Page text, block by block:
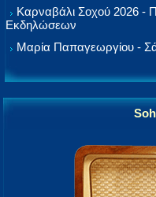
Καρναβάλι Σοχού 2026 -
Εκδηλώσεων
Μαρία Παπαγεωργίου -